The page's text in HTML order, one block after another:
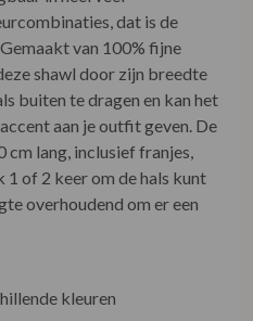
dat is de
van 100% fijne
shawl door zijn breedte
buiten te dragen en kan het
aan je outfit geven. De
cm lang, inclusief franjes,
1 of 2 keer om de hals kunt
overhoudend om er een
kleuren